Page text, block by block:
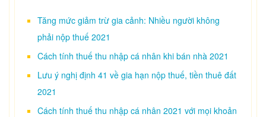
Tăng mức giảm trừ gia cảnh: Nhiều người không
phải nộp thuế 2021
Cách tính thuế thu nhập cá nhân khi bán nhà 2021
Lưu ý nghị định 41 về gia hạn nộp thuế, tiền thuê đất
2021
Cách tính thuế thu nhập cá nhân 2021 với mọi khoản